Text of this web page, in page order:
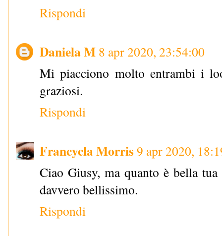
Rispondi
Daniela M 8 apr 2020, 23:54:00
Mi piacciono molto entrambi i
graziosi.
Rispondi
Francycla Morris9 apr 2020,
Ciao Giusy, ma quanto è bella
davvero bellissimo.
Rispondi